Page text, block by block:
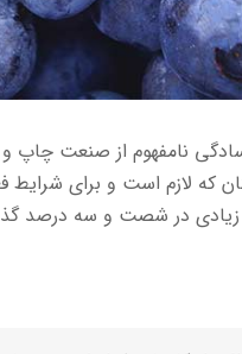
نامفهوم از صنعت چاپ
که لازم است و برای شرایط
زیادی در شصت و سه درصد